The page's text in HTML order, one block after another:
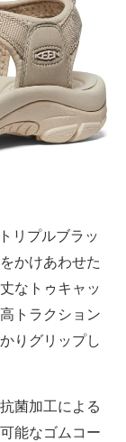
リプルブラッ
かけあわせた
なトゥキャッ
トラクション
りグリップし
菌加工による
能なゴムコー